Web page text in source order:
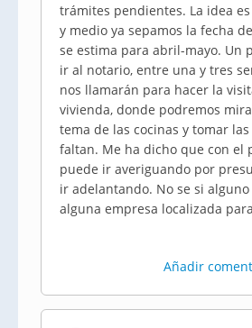
trámites pendientes. La idea
y medio ya sepamos la fecha
se estima para abril-mayo. Un
ir al notario, entre una y tres
nos llamarán para hacer la
vivienda, donde podremos
tema de las cocinas y tomar
faltan. Me ha dicho que con el
puede ir averiguando por
ir adelantando. No se si
alguna empresa localizada
Añadir